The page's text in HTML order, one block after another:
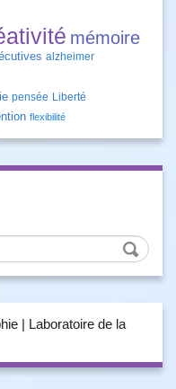
mémoire
alzheimer
pensée Liberté
flexibilité
| Laboratoire de la